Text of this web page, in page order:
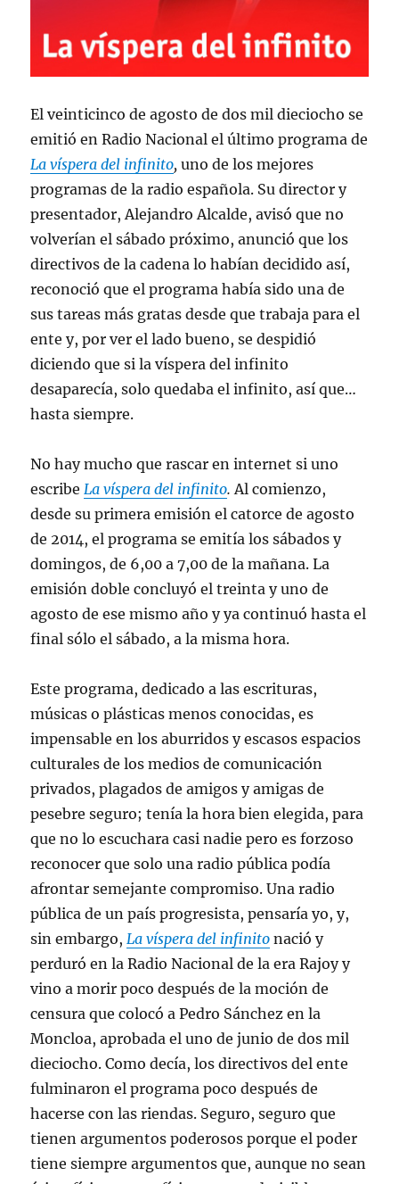
El veinticinco de agosto de dos mil dieciocho se
emitió en Radio Nacional el último programa de
La víspera del infinito,uno de los mejores
programas de la radio española. Su director y
presentador, Alejandro Alcalde, avisó que no
volverían el sábado próximo, anunció que los
directivos de la cadena lo habían decidido así,
reconoció que el programa había sido una de
sus tareas más gratas desde que trabaja para el
ente y, por ver el lado bueno, se despidió
diciendo que si la víspera del infinito
desaparecía, solo quedaba el infinito, así que…
hasta siempre.
No hay mucho que rascar en internet si uno
escribe La víspera del infinito. Al comienzo,
desde su primera emisión el catorce de agosto
de 2014, el programa se emitía los sábados y
domingos, de 6,00 a 7,00 de la mañana. La
emisión doble concluyó el treinta y uno de
agosto de ese mismo año y ya continuó hasta el
final sólo el sábado, a la misma hora.
Este programa, dedicado a las escrituras,
músicas o plásticas menos conocidas, es
impensable en los aburridos y escasos espacios
culturales de los medios de comunicación
privados, plagados de amigos y amigas de
pesebre seguro; tenía la hora bien elegida, para
que no lo escuchara casi nadie pero es forzoso
reconocer que solo una radio pública podía
afrontar semejante compromiso. Una radio
pública de un país progresista, pensaría yo, y,
sin embargo, La víspera del infinito nació y
perduró en la Radio Nacional de la era Rajoy y
vino a morir poco después de la moción de
censura que colocó a Pedro Sánchez en la
Moncloa, aprobada el uno de junio de dos mil
dieciocho. Como decía, los directivos del ente
fulminaron el programa poco después de
hacerse con las riendas. Seguro, seguro que
tienen argumentos poderosos porque el poder
tiene siempre argumentos que, aunque no sean